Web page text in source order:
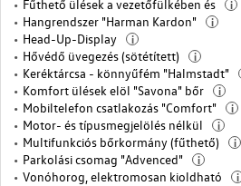
Fűthető ülések a vezetőfülkében és i
Hangrendszer "Harman Kardon" i
Head-Up-Display i
Hővédő üvegezés (sötétített) i
Keréktárcsa - könnyűfém "Halmstadt"
Komfort ülések elöl "Savona" bőr i
Mobiltelefon csatlakozás "Comfort" i
Motor- és típusmegjelölés nélkül i
Multifunkciós bőrkormány (fűthető) i
Parkolási csomag "Advenced" i
Vonóhorog, elektromosan kioldható i